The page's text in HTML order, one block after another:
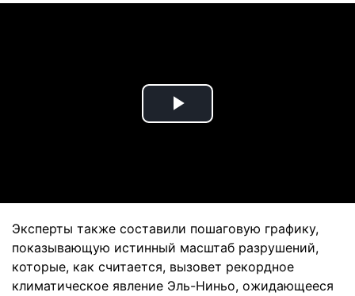
Play
Эксперты также составили пошаговую графику,
показывающую истинный масштаб разрушений,
которые, как считается, вызовет рекордное
климатическое явление Эль-Ниньо, ожидающееся